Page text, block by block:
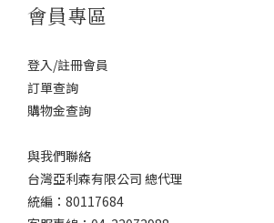
會員專區
登入/註冊會員
訂單查詢
購物金查詢
與我們聯絡
台灣亞利森有限公司 總代理
統編：80117684